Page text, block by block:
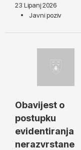
23 Lipanj 2026
Javni poziv
Obavijest o
postupku
evidentiranja
nerazvrstane